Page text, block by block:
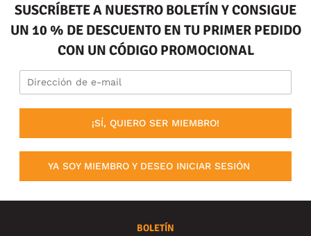
SUSCRÍBETE A NUESTRO BOLETÍN Y CONSIGUE
UN 10 % DE DESCUENTO EN TU PRIMER PEDIDO
CON UN CÓDIGO PROMOCIONAL
¡SÍ, QUIERO SER MIEMBRO!
YA SOY MIEMBRO Y DESEO INICIAR SESIÓN
BOLETÍN